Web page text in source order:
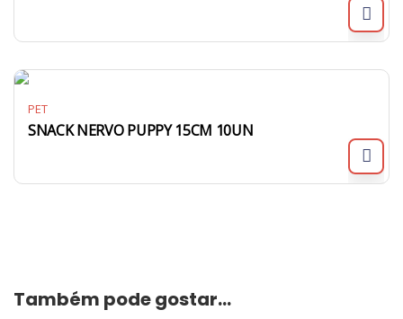
PET
SNACK NERVO PUPPY 15CM 10UN
Também pode gostar…